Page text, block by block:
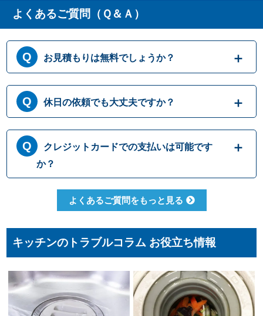
よくあるご質問（Ｑ＆Ａ）
お見積もりは無料でしょうか？
はい、まずは専門スタッフがお伺いし実際に
目で見て現場調査を行います。確認した内容
を元に、無料でお見積もりをご提示させてい
ただきます。もしお見積り内容がご希望に沿
わない場合も、キャンセル料等は一切発生い
たしません。お見積り内容にご納得・ご署名
いただかなければ作業を行うことはございま
せんので、安心してまずはご相談ください。
休日の依頼でも大丈夫ですか？
365日営業しております。休日、祝日、年末年
始いつでも対応可能です。それにかかる追加
料金は発生しません。ご安心ください。
クレジットカードでの支払いは可能です
か？
クレジットカードのご利用は、VISA、
Master、JCBカードからお選びいただけま
コンビニ決済、QR決済など、お客さまのご都
よくあるご質問をもっと見る
キッチンのトラブルコラム お役立ち情報